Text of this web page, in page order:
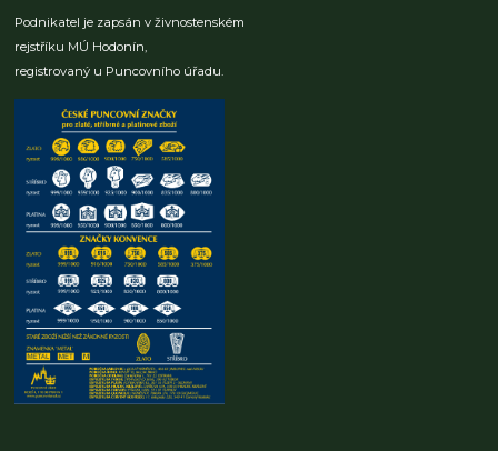
Podnikatel je zapsán v živnostenském
rejstříku MÚ Hodonín,
registrovaný u Puncovního úřadu.